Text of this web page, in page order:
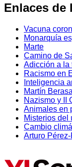
Enlaces de
Vacuna
Monarquía
Marte
Camino de
Adicción a la
Racismo en
Inteligencia
Martín
Nazismo y II
Animales en
Misterios del
Cambio
Arturo